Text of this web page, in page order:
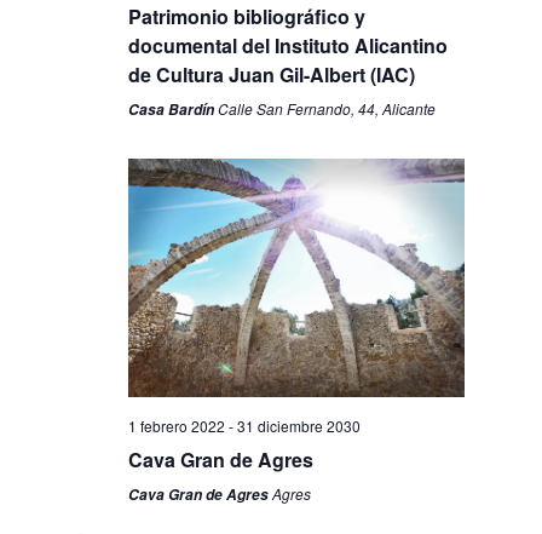
Patrimonio bibliográfico y
documental del Instituto Alicantino
de Cultura Juan Gil-Albert (IAC)
Casa BardínCalle San Fernando, 44, Alicante
1 febrero 2022 -31 diciembre 2030
Cava Gran de Agres
Cava Gran de AgresAgres